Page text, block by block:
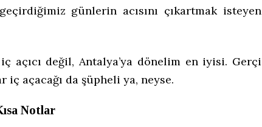
günlerin acısını çıkartmak isteyen
açıcı değil, Antalya’ya dönelim en iyisi. Gerçi
açacağı da şüpheli ya, neyse.
Notlar